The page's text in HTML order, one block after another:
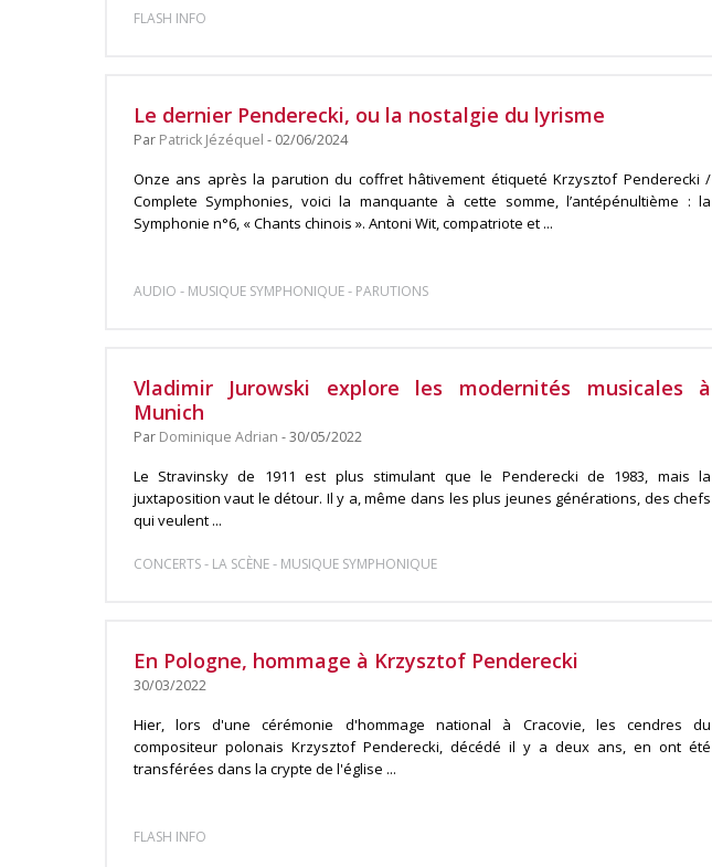
FLASH INFO
Le dernier Penderecki, ou la nostalgie du lyrisme
Par Patrick Jézéquel - 02/06/2024
Onze ans après la parution du coffret hâtivement étiqueté Krzysztof Penderecki /
Complete Symphonies, voici la manquante à cette somme, l’antépénultième : la
Symphonie n°6, « Chants chinois ». Antoni Wit, compatriote et ...
AUDIO - MUSIQUE SYMPHONIQUE- PARUTIONS
Vladimir Jurowski explore les modernités musicales à
Munich
Par Dominique Adrian - 30/05/2022
Le Stravinsky de 1911 est plus stimulant que le Penderecki de 1983, mais la
juxtaposition vaut le détour. Il y a, même dans les plus jeunes générations, des chefs
qui veulent ...
CONCERTS- LA SCÈNE- MUSIQUE SYMPHONIQUE
En Pologne, hommage à Krzysztof Penderecki
30/03/2022
Hier, lors d'une cérémonie d'hommage national à Cracovie, les cendres du
compositeur polonais Krzysztof Penderecki, décédé il y a deux ans, en ont été
transférées dans la crypte de l'église ...
FLASH INFO